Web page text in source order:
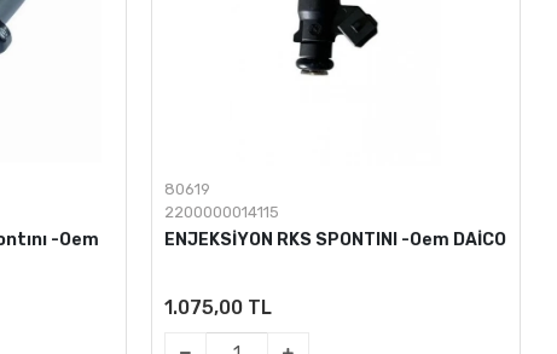
-Oem
80619
2200000014115
ENJEKSİYON RKS SPONTINI -Oem DAİCO
1.075,00 TL